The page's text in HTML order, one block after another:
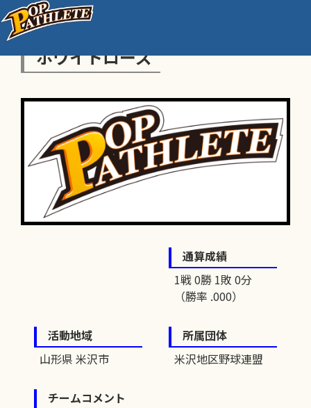
ホワイトローズ
通算成績
1戦 0勝 1敗 0分
（勝率 .000）
活動地域
山形県 米沢市
所属団体
米沢地区野球連盟
チームコメント